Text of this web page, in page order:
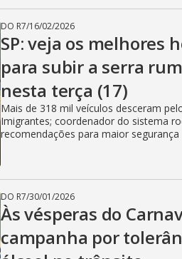
DO R7/16/02/2026
SP: veja os melhores
para subir a serra
nesta terça (17)
Mais de 318 mil veículos desceram
Imigrantes; coordenador do sistema
recomendações para maior segurança
DO R7/30/01/2026
Às vésperas do
campanha por